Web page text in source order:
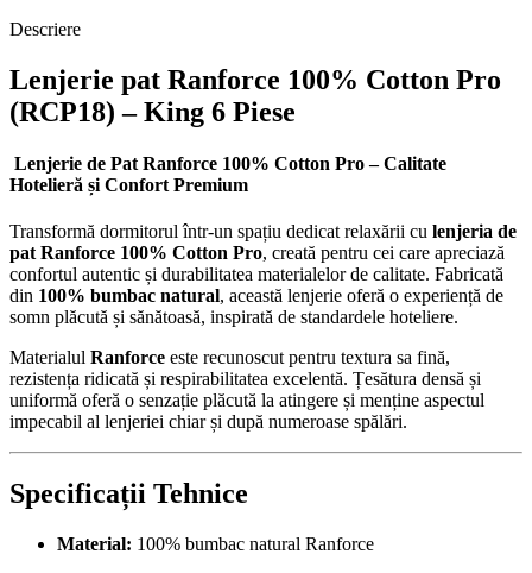
Descriere
Lenjerie pat Ranforce 100% Cotton Pro
(RCP18) – King 6 Piese
Lenjerie de Pat Ranforce 100% Cotton Pro – Calitate
Hotelieră și Confort Premium
Transformă dormitorul într-un spațiu dedicat relaxării cu lenjeria de
pat Ranforce 100% Cotton Pro, creată pentru cei care apreciază
confortul autentic și durabilitatea materialelor de calitate. Fabricată
din 100% bumbac natural, această lenjerie oferă o experiență de
somn plăcută și sănătoasă, inspirată de standardele hoteliere.
Materialul Ranforce este recunoscut pentru textura sa fină,
rezistența ridicată și respirabilitatea excelentă. Țesătura densă și
uniformă oferă o senzație plăcută la atingere și menține aspectul
impecabil al lenjeriei chiar și după numeroase spălări.
Specificații Tehnice
Material: 100% bumbac natural Ranforce